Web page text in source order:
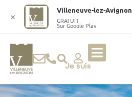
ri
Je suis
✕
Villeneuve-lez-Avignon
GRATUIT
Sur Google Play